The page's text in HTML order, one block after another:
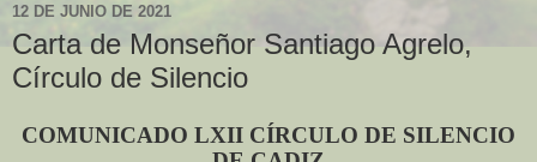
12 DE JUNIO DE 2021
Carta de Monseñor Santiago Agrelo,
Círculo de Silencio
COMUNICADO LXII CÍRCULO DE SILENCIO